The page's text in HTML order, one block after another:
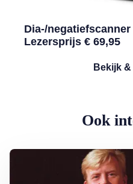
Dia-/negatiefscanner
Lezersprijs € 69,95
Bekijk &
Ook
Lees meer over Hoe Máxima